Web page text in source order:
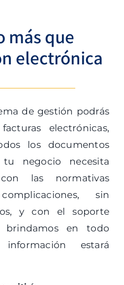
más que
electrónica
de gestión podrás
electrónicas,
los documentos
negocio necesita
las normativas
sin
y con el soporte
en todo
estará